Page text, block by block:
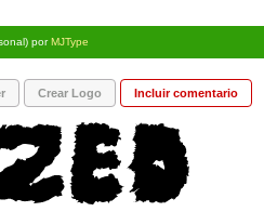
porMJType
Crear Logo Incluir comentario